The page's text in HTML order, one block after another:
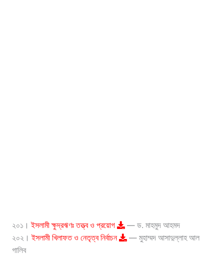
২০১।ইসলামী ক্ষুদ্রঋণঃ তত্ত্ব ও প্রয়োগ
— ড. মাহমুদ আহমদ
২০২।ইসলামী খিলাফত ও নেতৃত্ব নির্বাচন
— মুহাম্মদ আসাদুল্লাহ আল
গালিব